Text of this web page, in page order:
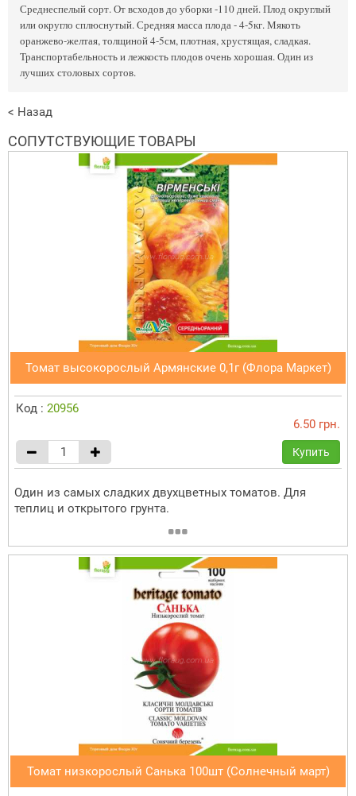
Среднеспелый сорт. От всходов до уборки -110 дней. Плод округлый
или округло сплюснутый. Средняя масса плода - 4-5кг. Мякоть
оранжево-желтая, толщиной 4-5см, плотная, хрустящая, сладкая.
Транспортабельность и лежкость плодов очень хорошая. Один из
лучших столовых сортов.
< Назад
СОПУТСТВУЮЩИЕ ТОВАРЫ
Томат высокорослый Армянские 0,1г (Флора Маркет)
Код : 20956
6.50 грн.
Купить
Один из самых сладких двухцветных томатов. Для
теплиц и открытого грунта.
Томат низкорослый Санька 100шт (Солнечный март)